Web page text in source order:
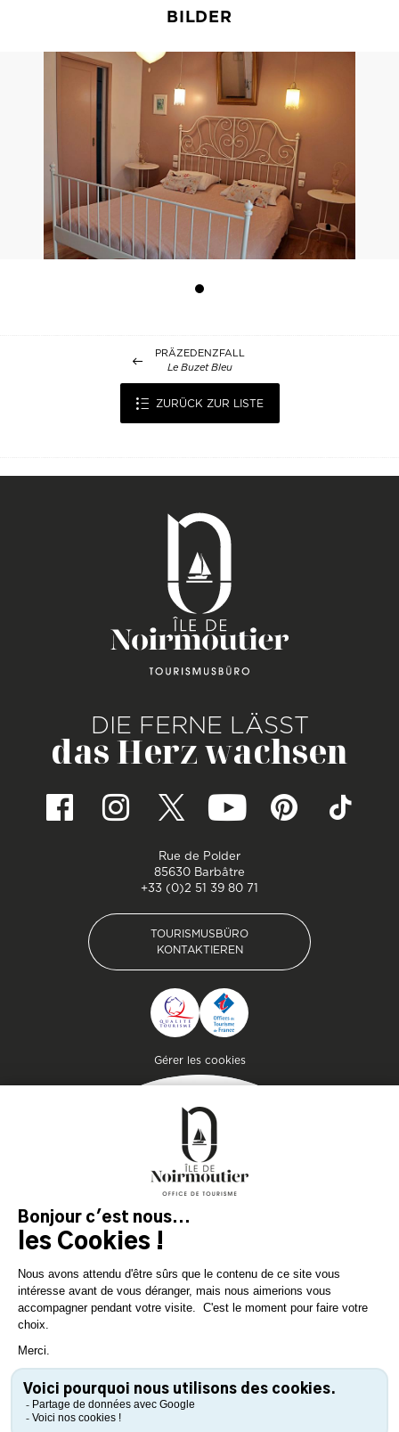
BILDER
PRÄZEDENZFALL
Le Buzet Bleu
ZURÜCK ZUR LISTE
Gérer les cookies
DER INSEL
Lassen Sie sich inspirieren und
bereiten Sie Ihren Aufenthalt
auf der Insel Noirmoutier vor!
KONSULTIEREN SIE
KONSULTIEREN SIE
DIE FERNE LÄSST
das Herz wachsen
Rue de Polder
85630 Barbâtre
+33 (0)2 51 39 80 71
TOURISMUSBÜRO
KONTAKTIEREN
TOURISMUSBÜRO
KONTAKTIEREN